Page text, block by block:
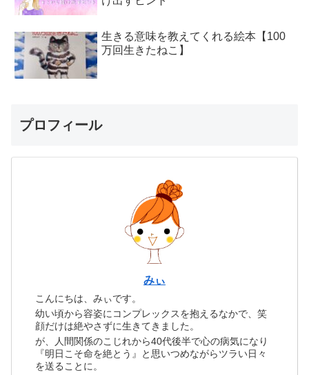
生きる意味を教えてくれる絵本【100
万回生きたねこ】
プロフィール
みぃ
こんにちは、みぃです。
幼い頃から容姿にコンプレックスを抱えるなかで、笑
顔だけは絶やさずに生きてきました。
が、人間関係のこじれから40代後半で心の病気になり
『明日こそ命を絶とう』と思いつめながらツラい日々
を送ることに。